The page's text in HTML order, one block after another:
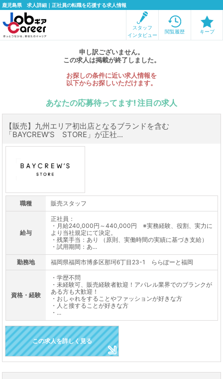
鹿児島県 求人詳細｜正社員の転職を応援する求人情報
スタッフ
インタビュー
閲覧履歴 キープ
申し訳ございません。
この求人は掲載が終了しました。
お探しの条件に近い求人情報を
以下からお探しいただけます。
あなたの応募待ってます! 注目の求人
【販売】九州エリア初出店となるブランドを含む
「BAYCREW’S STORE」が正社...
職種 販売スタッフ
給与
正社員：
・月給240,000円～440,000円 ※実務経験、役割、実力に
より当社規定にて決定。
・残業手当：あり （原則、実働時間の実績に基づき支給）
・試用期間：あ...
勤務地 福岡県福岡市博多区那珂6丁目23-1 ららぽーと福岡
資格・経験
・学歴不問
・未経験可、販売経験者歓迎！アパレル業界でのブランクが
ある方も大歓迎！
・おしゃれをすることやファッションが好きな方
・人と接することが好きな方
・...
この求人を詳しく見る